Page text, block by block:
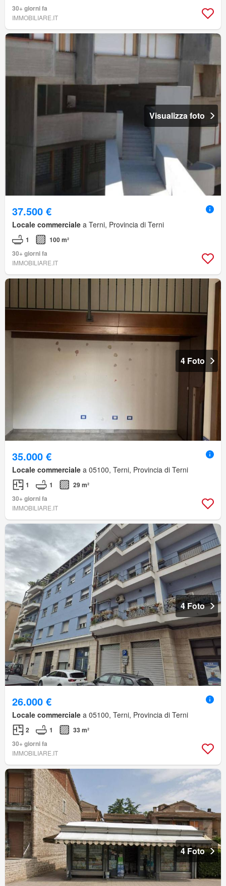
30+ giorni fa
IMMOBILIARE.IT
Visualizza foto
37.500 €
Locale commerciale a Terni, Provincia di Terni
1
100 m²
30+ giorni fa
IMMOBILIARE.IT
4 Foto
35.000 €
Locale commerciale a 05100, Terni, Provincia di Terni
1 1
29 m²
30+ giorni fa
IMMOBILIARE.IT
4 Foto
26.000 €
Locale commerciale a 05100, Terni, Provincia di Terni
2 1
33 m²
30+ giorni fa
IMMOBILIARE.IT
4 Foto